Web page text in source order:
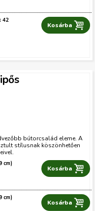
í
42
bútorcsalád eleme. A
stílusnak köszönhetően
cm)
cm)